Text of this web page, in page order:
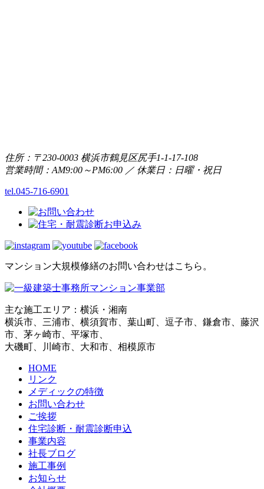
住所：〒230-0003 横浜市鶴見区尻手1-1-17-108
営業時間：AM9:00～PM6:00 ／ 休業日：日曜・祝日
tel.045-716-6901
マンション大規模修繕のお問い合わせはこちら。
主な施工エリア：横浜・湘南
横浜市、三浦市、横須賀市、葉山町、逗子市、鎌倉市、藤沢
市、茅ヶ崎市、平塚市、
大磯町、川崎市、大和市、相模原市
HOME
リンク
メディックの特徴
お問い合わせ
ご挨拶
住宅診断・耐震診断申込
事業内容
社長ブログ
施工事例
お知らせ